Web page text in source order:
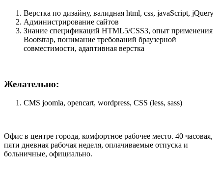
Верстка по дизайну, валидная html, css, javaScript, jQuery
Администрирование сайтов
Знание спецификаций HTML5/CSS3, опыт применения
Bootstrap, понимание требований браузерной
совместимости, адаптивная верстка
Желательно:
CMS joomla, opencart, wordpress, CSS (less, sass)
Офис в центре города, комфортное рабочее место. 40 часовая,
пяти дневная рабочая неделя, оплачиваемые отпуска и
больничные, официально.